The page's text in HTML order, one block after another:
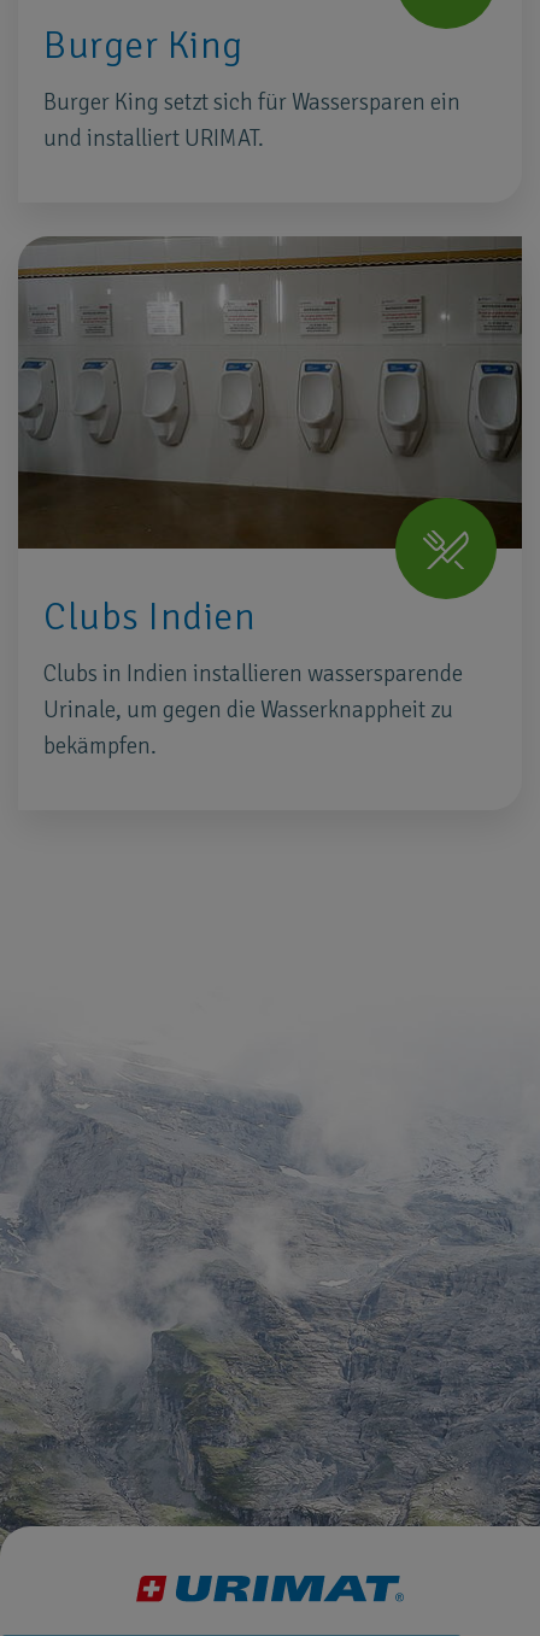
Burger King
Burger King setzt sich für Wassersparen ein
und installiert URIMAT.
Clubs Indien
Clubs in Indien installieren wassersparende
Urinale, um gegen die Wasserknappheit zu
bekämpfen.